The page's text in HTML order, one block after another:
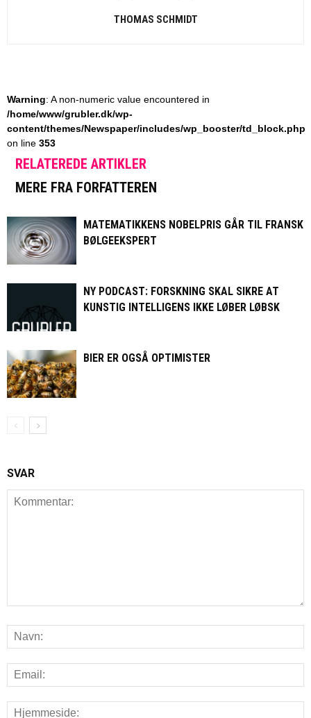
THOMAS SCHMIDT
Warning: A non-numeric value encountered in
/home/www/grubler.dk/wp-
content/themes/Newspaper/includes/wp_booster/td_block.php
on line 353
RELATEREDE ARTIKLER
MERE FRA FORFATTEREN
MATEMATIKKENS NOBELPRIS GÅR TIL FRANSK
BØLGEEKSPERT
NY PODCAST: FORSKNING SKAL SIKRE AT
KUNSTIG INTELLIGENS IKKE LØBER LØBSK
BIER ER OGSÅ OPTIMISTER
SVAR